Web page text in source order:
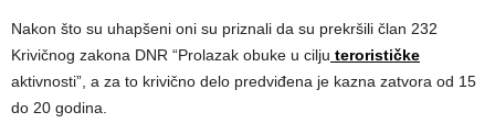
Nakon što su uhapšeni oni su priznali da su prekršili član 232
Krivičnog zakona DNR “Prolazak obuke u cilju terorističke
aktivnosti”, a za to krivično delo predviđena je kazna zatvora od 15
do 20 godina.